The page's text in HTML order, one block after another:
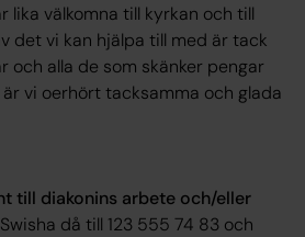
lika välkomna till kyrkan och till
det vi kan hjälpa till med är tack
och alla de som skänker pengar
vi oerhört tacksamma och glada
till diakonins arbete och/eller
Swisha då till 123 555 74 83 och